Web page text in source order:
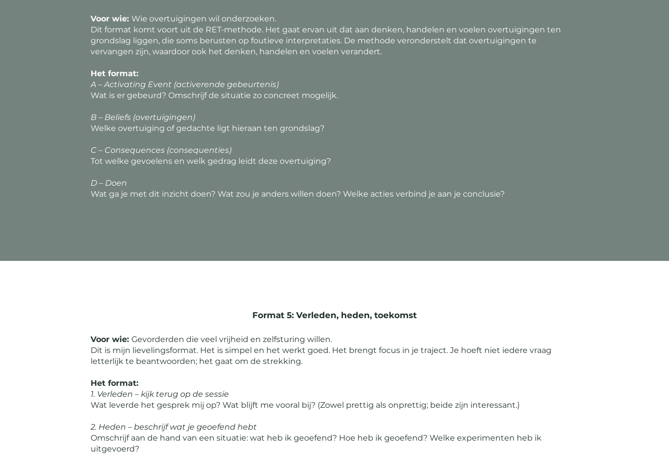
Voor wie: Wie overtuigingen wil onderzoeken.
Dit format komt voort uit de RET-methode. Het gaat ervan uit dat aan denken, handelen en voelen overtuigingen ten
grondslag liggen, die soms berusten op foutieve interpretaties. De methode veronderstelt dat overtuigingen te
vervangen zijn, waardoor ook het denken, handelen en voelen verandert.
Het format:
A – Activating Event (activerende gebeurtenis)
Wat is er gebeurd? Omschrijf de situatie zo concreet mogelijk.
B – Beliefs (overtuigingen)
Welke overtuiging of gedachte ligt hieraan ten grondslag?
C – Consequences (consequenties)
Tot welke gevoelens en welk gedrag leidt deze overtuiging?
D – Doen
Wat ga je met dit inzicht doen? Wat zou je anders willen doen? Welke acties verbind je aan je conclusie?
Format 5: Verleden, heden, toekomst
Voor wie: Gevorderden die veel vrijheid en zelfsturing willen.
Dit is mijn lievelingsformat. Het is simpel en het werkt goed. Het brengt focus in je traject. Je hoeft niet iedere vraag
letterlijk te beantwoorden; het gaat om de strekking.
Het format:
1. Verleden – kijk terug op de sessie
Wat leverde het gesprek mij op? Wat blijft me vooral bij? (Zowel prettig als onprettig; beide zijn interessant.)
2. Heden – beschrijf wat je geoefend hebt
Omschrijf aan de hand van een situatie: wat heb ik geoefend? Hoe heb ik geoefend? Welke experimenten heb ik
uitgevoerd?